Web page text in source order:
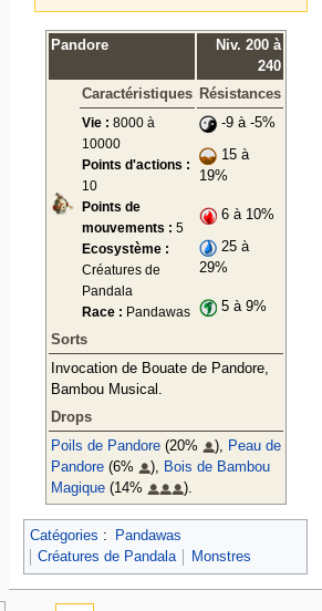
navigation
recherche
Pandore
Niv. 200 à
240
Caractéristiques
Résistances
Vie : 8000 à
10000
Points d'actions :
10
Points de
mouvements : 5
Ecosystème :
Créatures de
Pandala
Race : Pandawas
-9 à -5%
15 à
19%
6 à 10%
25 à
29%
5 à 9%
Sorts
Invocation de Bouate de Pandore,
Bambou Musical.
Drops
Poils de Pandore(20% ), Peau de
Pandore(6% ), Bois de Bambou
Magique(14% ).
Catégories :
Pandawas
Créatures de Pandala
Monstres